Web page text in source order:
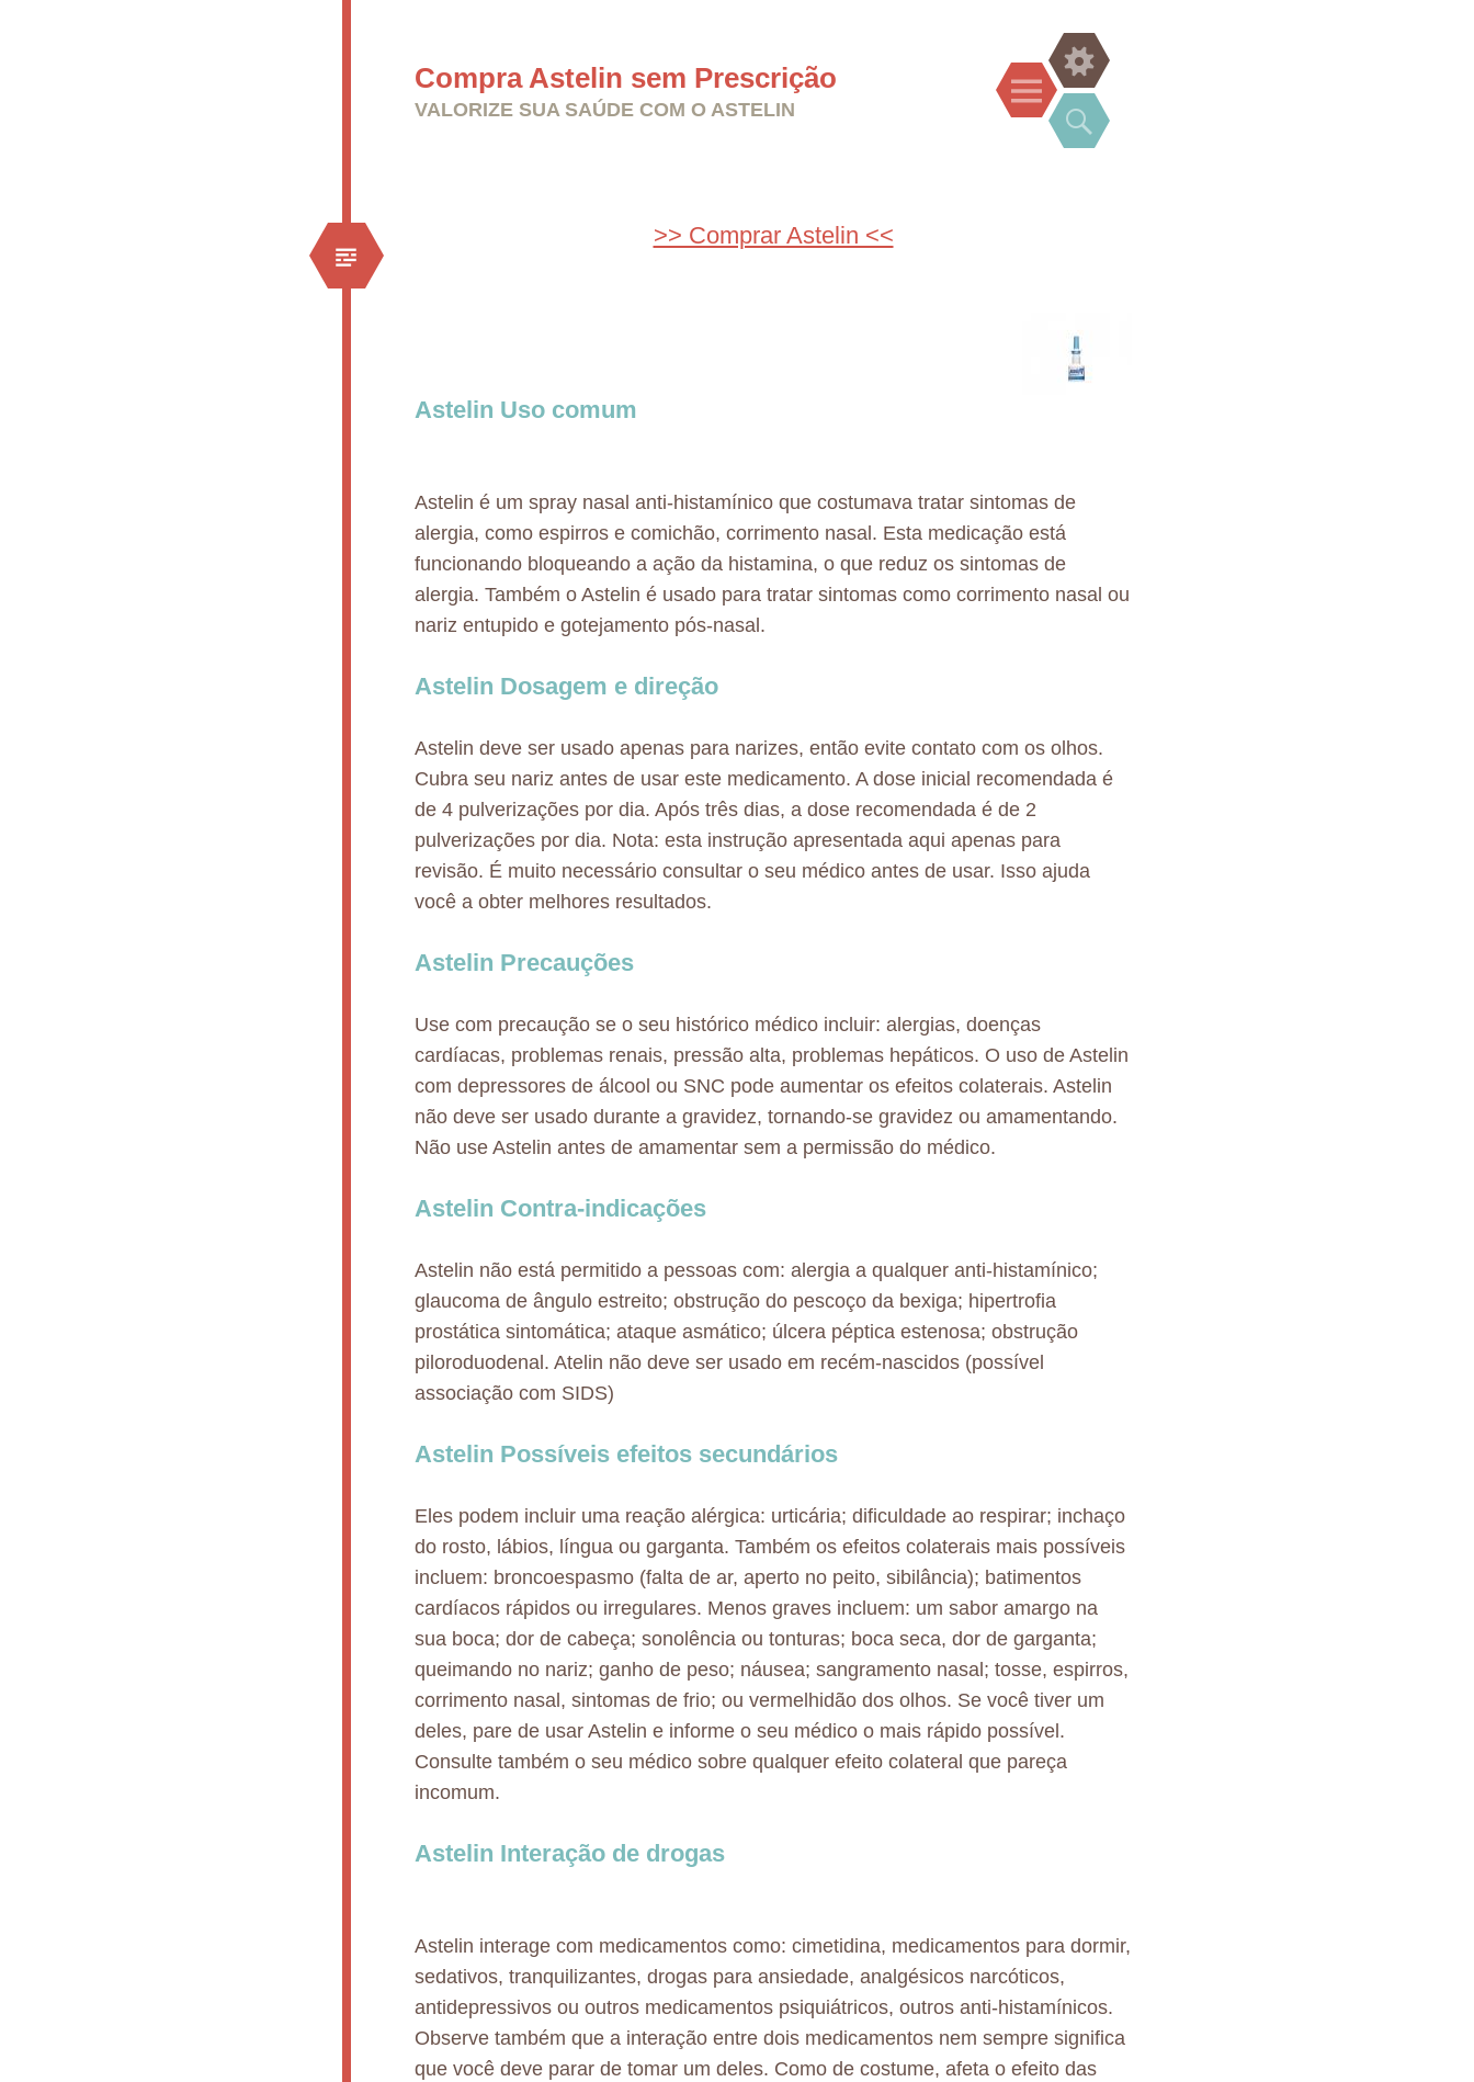
Compra Astelin sem Prescrição
VALORIZE SUA SAÚDE COM O ASTELIN
Menu
Widgets
Search
>> Comprar Astelin <<
Astelin Uso comum
Astelin é um spray nasal anti-histamínico que costumava tratar sintomas de
alergia, como espirros e comichão, corrimento nasal. Esta medicação está
funcionando bloqueando a ação da histamina, o que reduz os sintomas de
alergia. Também o Astelin é usado para tratar sintomas como corrimento nasal ou
nariz entupido e gotejamento pós-nasal.
Astelin Dosagem e direção
Astelin deve ser usado apenas para narizes, então evite contato com os olhos.
Cubra seu nariz antes de usar este medicamento. A dose inicial recomendada é
de 4 pulverizações por dia. Após três dias, a dose recomendada é de 2
pulverizações por dia. Nota: esta instrução apresentada aqui apenas para
revisão. É muito necessário consultar o seu médico antes de usar. Isso ajuda
você a obter melhores resultados.
Astelin Precauções
Use com precaução se o seu histórico médico incluir: alergias, doenças
cardíacas, problemas renais, pressão alta, problemas hepáticos. O uso de Astelin
com depressores de álcool ou SNC pode aumentar os efeitos colaterais. Astelin
não deve ser usado durante a gravidez, tornando-se gravidez ou amamentando.
Não use Astelin antes de amamentar sem a permissão do médico.
Astelin Contra-indicações
Astelin não está permitido a pessoas com: alergia a qualquer anti-histamínico;
glaucoma de ângulo estreito; obstrução do pescoço da bexiga; hipertrofia
prostática sintomática; ataque asmático; úlcera péptica estenosa; obstrução
piloroduodenal. Atelin não deve ser usado em recém-nascidos (possível
associação com SIDS)
Astelin Possíveis efeitos secundários
Eles podem incluir uma reação alérgica: urticária; dificuldade ao respirar; inchaço
do rosto, lábios, língua ou garganta. Também os efeitos colaterais mais possíveis
incluem: broncoespasmo (falta de ar, aperto no peito, sibilância); batimentos
cardíacos rápidos ou irregulares. Menos graves incluem: um sabor amargo na
sua boca; dor de cabeça; sonolência ou tonturas; boca seca, dor de garganta;
queimando no nariz; ganho de peso; náusea; sangramento nasal; tosse, espirros,
corrimento nasal, sintomas de frio; ou vermelhidão dos olhos. Se você tiver um
deles, pare de usar Astelin e informe o seu médico o mais rápido possível.
Consulte também o seu médico sobre qualquer efeito colateral que pareça
incomum.
Astelin Interação de drogas
Astelin interage com medicamentos como: cimetidina, medicamentos para dormir,
sedativos, tranquilizantes, drogas para ansiedade, analgésicos narcóticos,
antidepressivos ou outros medicamentos psiquiátricos, outros anti-histamínicos.
Observe também que a interação entre dois medicamentos nem sempre significa
que você deve parar de tomar um deles. Como de costume, afeta o efeito das